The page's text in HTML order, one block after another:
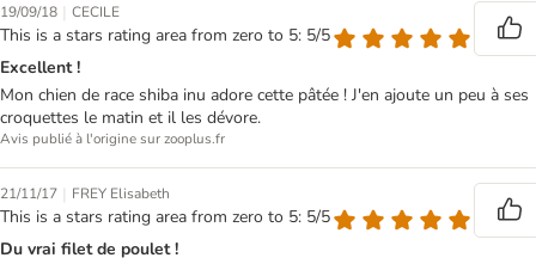
19/09/18 | CECILE
This is a stars rating area from zero to 5: 5/5
Excellent !
Mon chien de race shiba inu adore cette pâtée ! J'en ajoute un peu à ses
croquettes le matin et il les dévore.
Avis publié à l'origine sur zooplus.fr
21/11/17 | FREY Elisabeth
This is a stars rating area from zero to 5: 5/5
Du vrai filet de poulet !